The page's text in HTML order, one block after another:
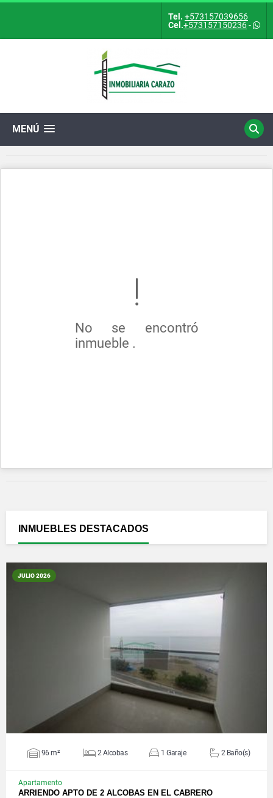
Tel. +573157039656
Cel.+573157150236-
MENÚ
No se encontró
inmueble .
INMUEBLES DESTACADOS
JULIO 2026
VER DETALLES
96 m² 2 Alcobas 1 Garaje 2 Baño(s)
Apartamento
ARRIENDO APTO DE 2 ALCOBAS EN EL CABRERO